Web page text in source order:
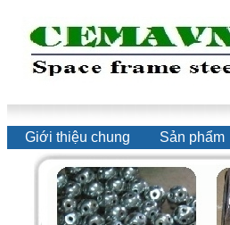
Giới thiệu chung Sản phẩm